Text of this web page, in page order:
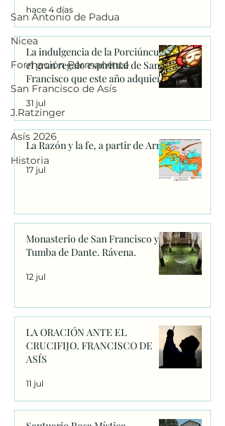
San Antonio de Padua
Nicea
Formación Permanente
San Francisco de Asís
J.Ratzinger
Asís 2026
Historia
hace 4 días
La indulgencia de la Porciúncula:
el gran regalo espiritual de San
Francisco que este año adquiere
un significado único
31 jul
La Razón y la fe, a partir de Arrio
17 jul
Monasterio de San Francisco y
Tumba de Dante. Rávena.
12 jul
LA ORACIÓN ANTE EL
CRUCIFIJO. FRANCISCO DE
ASÍS
11 jul